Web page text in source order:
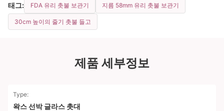
태그: FDA 유리 촛불 보관기 지름 58mm 유리 촛불 보관기
30cm 높이의 줄기 촛불 들고
제품 세부정보
Type:
왁스 선박 글라스 촛대